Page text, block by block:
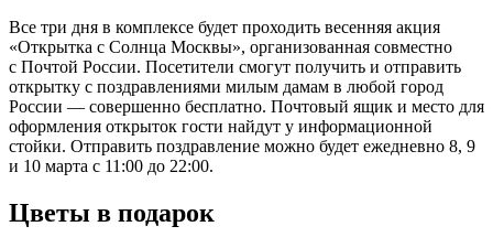
Все три дня в комплексе будет проходить весенняя акция
«Открытка с Солнца Москвы», организованная совместно
с Почтой России. Посетители смогут получить и отправить
открытку с поздравлениями милым дамам в любой город
России — совершенно бесплатно. Почтовый ящик и место для
оформления открыток гости найдут у информационной
стойки. Отправить поздравление можно будет ежедневно 8, 9
и 10 марта с 11:00 до 22:00.
Цветы в подарок